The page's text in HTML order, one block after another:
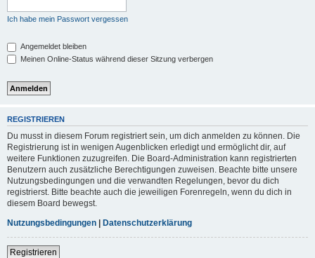
Ich habe mein Passwort vergessen
Angemeldet bleiben
Meinen Online-Status während dieser Sitzung verbergen
REGISTRIEREN
Du musst in diesem Forum registriert sein, um dich anmelden zu können. Die
Registrierung ist in wenigen Augenblicken erledigt und ermöglicht dir, auf
weitere Funktionen zuzugreifen. Die Board-Administration kann registrierten
Benutzern auch zusätzliche Berechtigungen zuweisen. Beachte bitte unsere
Nutzungsbedingungen und die verwandten Regelungen, bevor du dich
registrierst. Bitte beachte auch die jeweiligen Forenregeln, wenn du dich in
diesem Board bewegst.
Nutzungsbedingungen | Datenschutzerklärung
Registrieren